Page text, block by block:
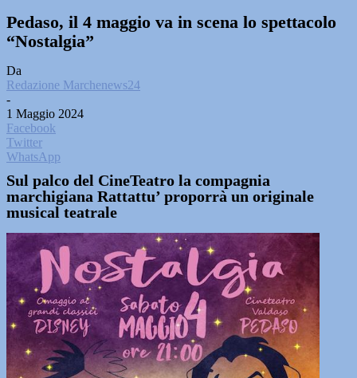
Pedaso, il 4 maggio va in scena lo spettacolo
“Nostalgia”
Da
Redazione Marchenews24
-
1 Maggio 2024
Facebook
Twitter
WhatsApp
Sul palco del CineTeatro la compagnia
marchigiana Rattattu’ proporrà un originale
musical teatrale